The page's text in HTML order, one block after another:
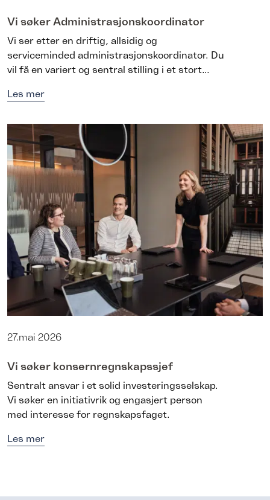
Vi søker Administrasjonskoordinator
Vi ser etter en driftig, allsidig og
serviceminded administrasjonskoordinator. Du
vil få en variert og sentral stilling i et stort...
Les mer
27.mai 2026
Vi søker konsernregnskapssjef
Sentralt ansvar i et solid investeringsselskap.
Vi søker en initiativrik og engasjert person
med interesse for regnskapsfaget.
Les mer